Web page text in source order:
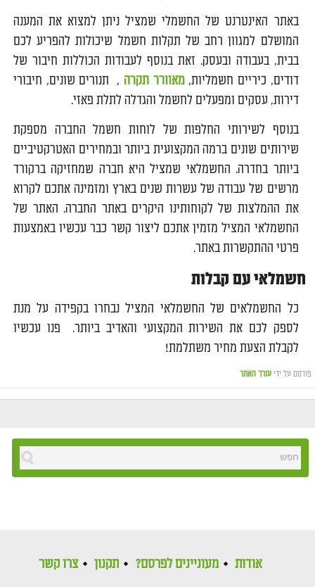
באתר האינטרנט של החשמלי שמציל ניתן למצוא את המענה
המושלם למגוון רחב של תקלות חשמל שיכולות להפריע לכם
בבית, בעבודה ובעסק. זאת בנוסף לעבודות הכוללות חיבור של
דודים, כיריים חשמליות,מאוורר תקרה, תנורים שונים, חיבורי
דירות, עסקים ומפעלים לחשמל והגדלה לתלת פאזי.
בנוסף לשירותי החלפות של לוחות חשמל החברה מספקת
שירותים שונים ברמה המקצועית ביותר ובמחירים האטרקטיביים
ביותר בחדרה. החשמלאי שמציל היא חברה שמחזיקה ברקורד
מרשים של עבודה של עשרות שנים בארץ ומזמינה אתכם לקרוא
את ההמלצות של לקוחותינו היקרים באתר החברה. האתר של
החשמלאי המציל מזמין אתכם ליצור קשר כבר עכשיו באמצעות
פרטי ההתקשרות באתר.
חשמלאי עם קבלות
כל החשמלאים של החשמלאי המציל נבחרו בקפידה על מנת
לספק לכם את השירות המקצועי והאדיב ביותר. פנו עכשיו
לקבלת הצעת מחיר משתלמת!
פורסם על ידי עורך האתר
אודות מעוניינים לפרסם? תקנון צרו קשר